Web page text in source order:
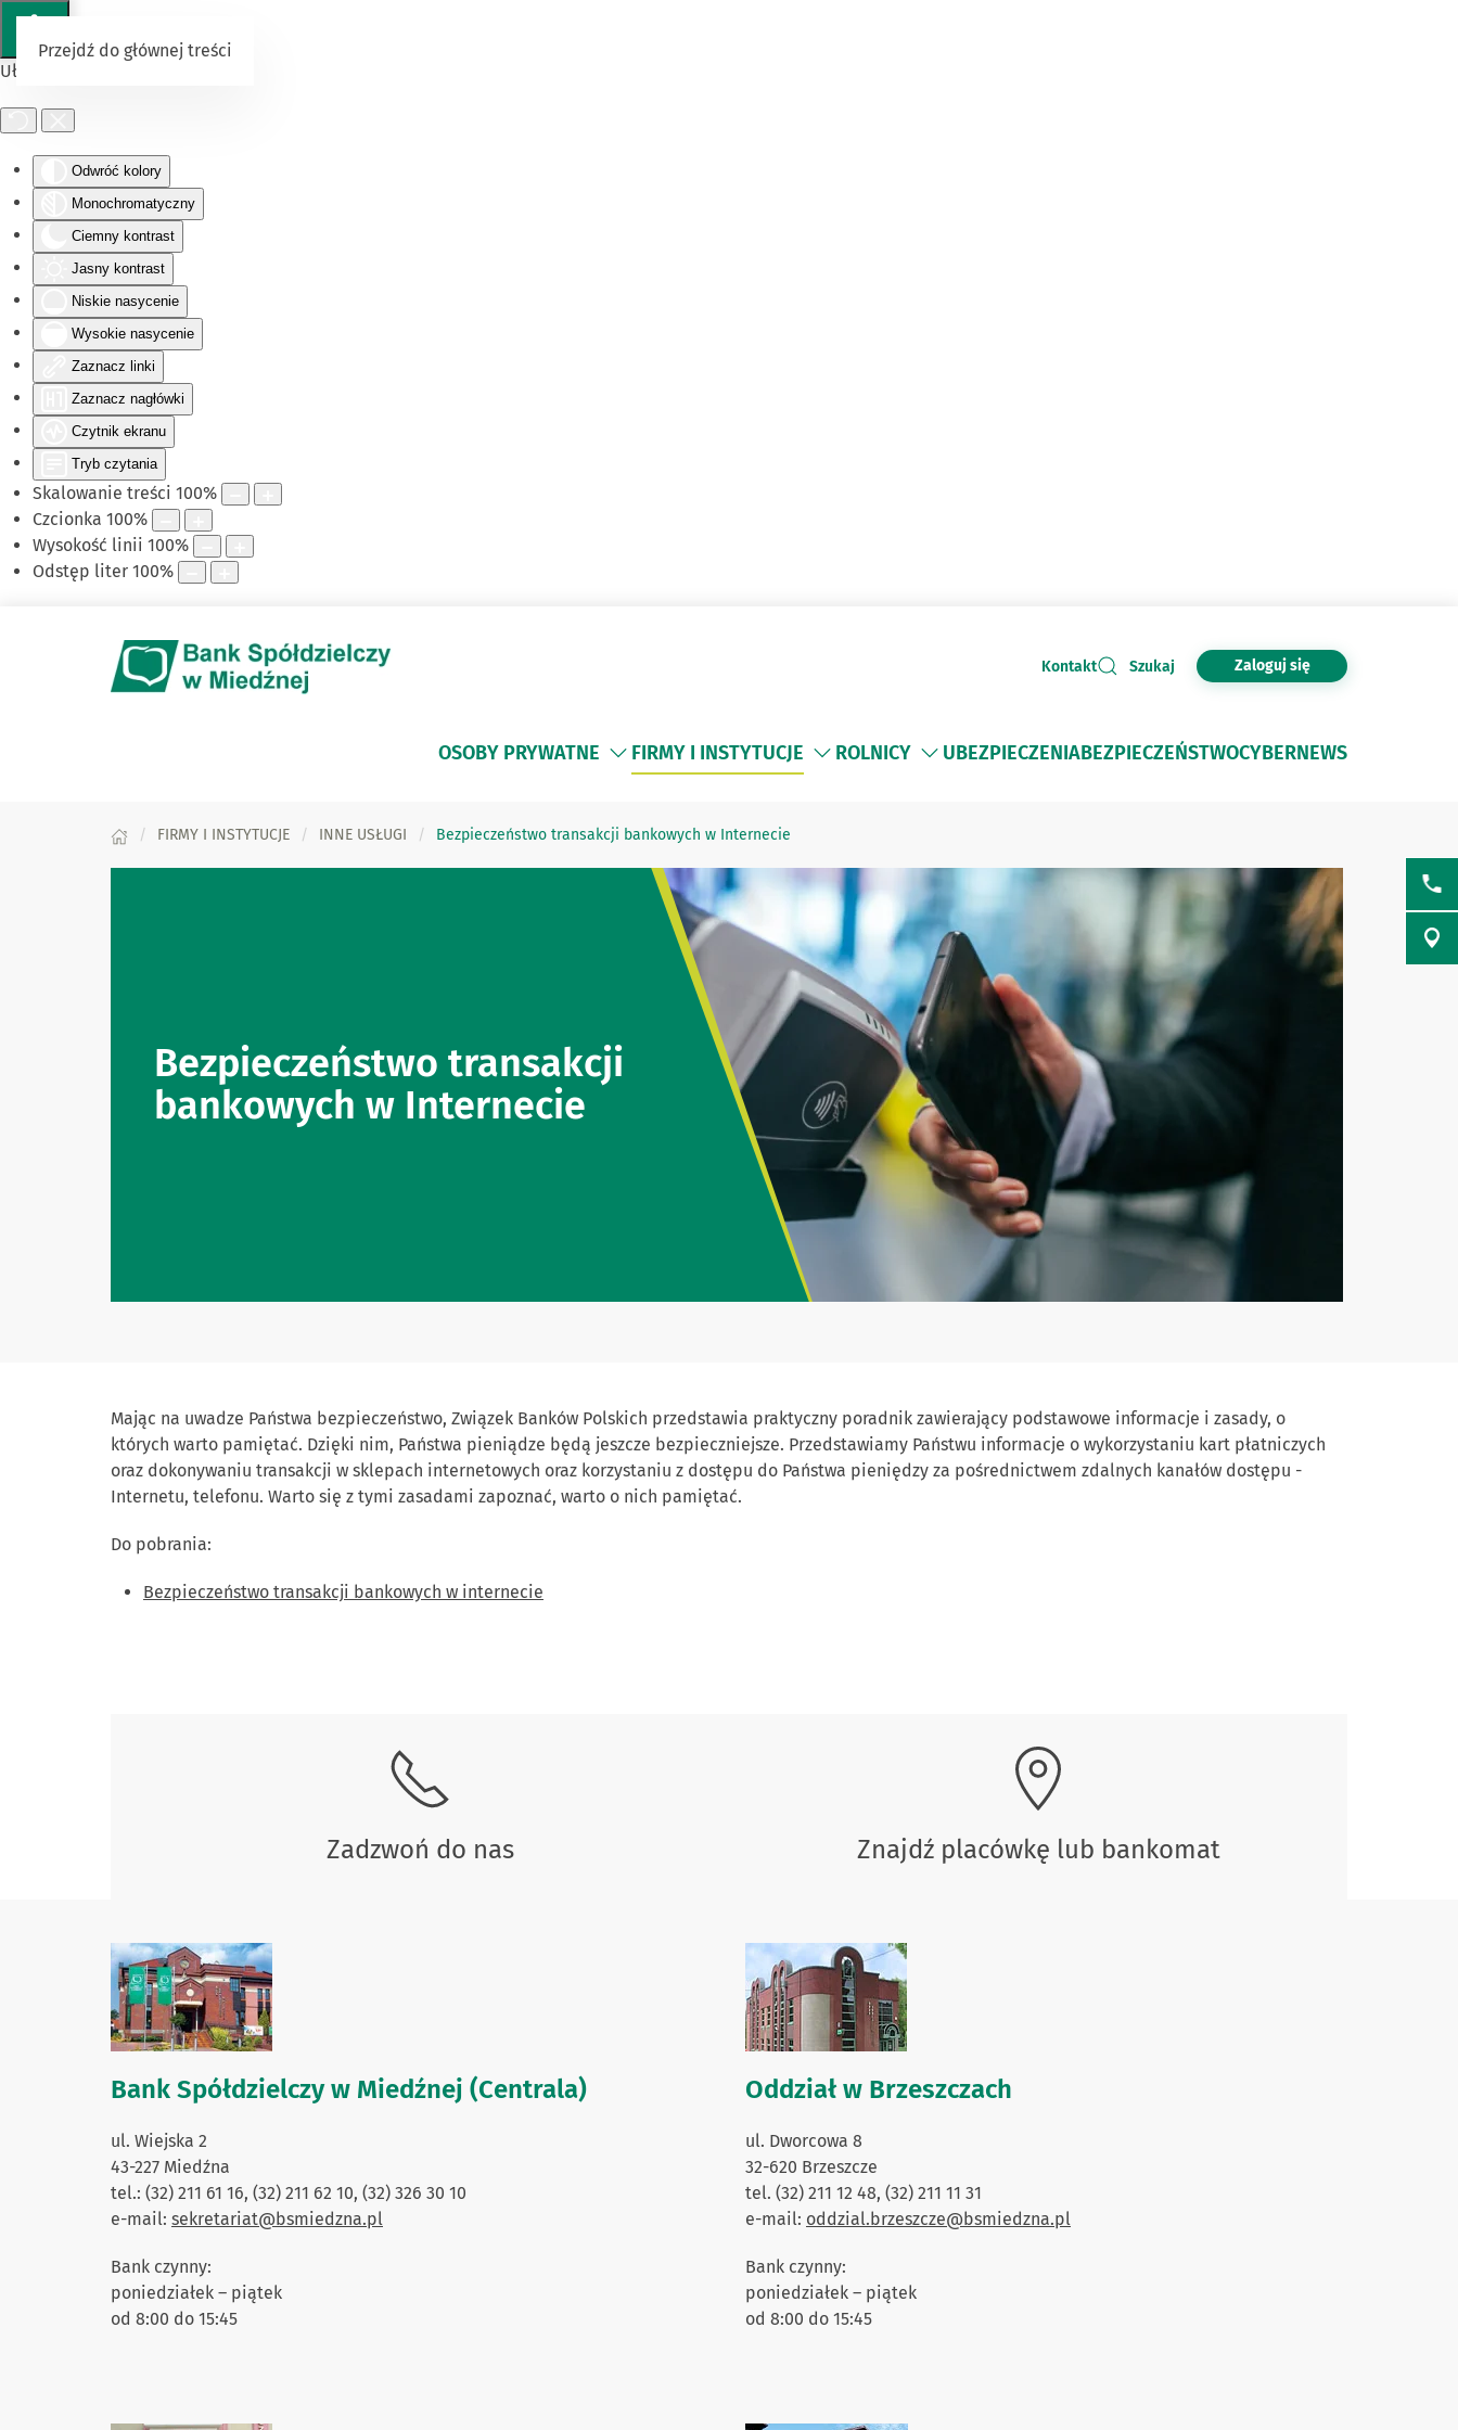
Ułatwienia dostępu
Odwróć kolory
Monochromatyczny
Ciemny kontrast
Jasny kontrast
Niskie nasycenie
Wysokie nasycenie
Zaznacz linki
Zaznacz nagłówki
Czytnik ekranu
Tryb czytania
Skalowanie treści 100%
Czcionka 100%
Wysokość linii 100%
Odstęp liter 100%
Przejdź do głównej treści
Kontakt Szukaj Zaloguj się
OSOBY PRYWATNE FIRMY I INSTYTUCJE ROLNICY UBEZPIECZENIABEZPIECZEŃSTWOCYBERNEWS
FIRMY I INSTYTUCJE INNE USŁUGI Bezpieczeństwo transakcji bankowych w Internecie
Bezpieczeństwo transakcji
bankowych w Internecie
Mając na uwadze Państwa bezpieczeństwo, Związek Banków Polskich przedstawia praktyczny poradnik zawierający podstawowe informacje i zasady, o
których warto pamiętać. Dzięki nim, Państwa pieniądze będą jeszcze bezpieczniejsze. Przedstawiamy Państwu informacje o wykorzystaniu kart płatniczych
oraz dokonywaniu transakcji w sklepach internetowych oraz korzystaniu z dostępu do Państwa pieniędzy za pośrednictwem zdalnych kanałów dostępu -
Internetu, telefonu. Warto się z tymi zasadami zapoznać, warto o nich pamiętać.
Do pobrania:
Bezpieczeństwo transakcji bankowych w internecie
Zadzwoń do nas Znajdź placówkę lub bankomat
Bank Spółdzielczy w Miedźnej (Centrala)
ul. Wiejska 2
43-227 Miedźna
tel.: (32) 211 61 16, (32) 211 62 10, (32) 326 30 10
e-mail: sekretariat@bsmiedzna.pl
Bank czynny:
poniedziałek – piątek
od 8:00 do 15:45
Oddział w Brzeszczach
ul. Dworcowa 8
32-620 Brzeszcze
tel. (32) 211 12 48, (32) 211 11 31
e-mail: oddzial.brzeszcze@bsmiedzna.pl
Bank czynny:
poniedziałek – piątek
od 8:00 do 15:45